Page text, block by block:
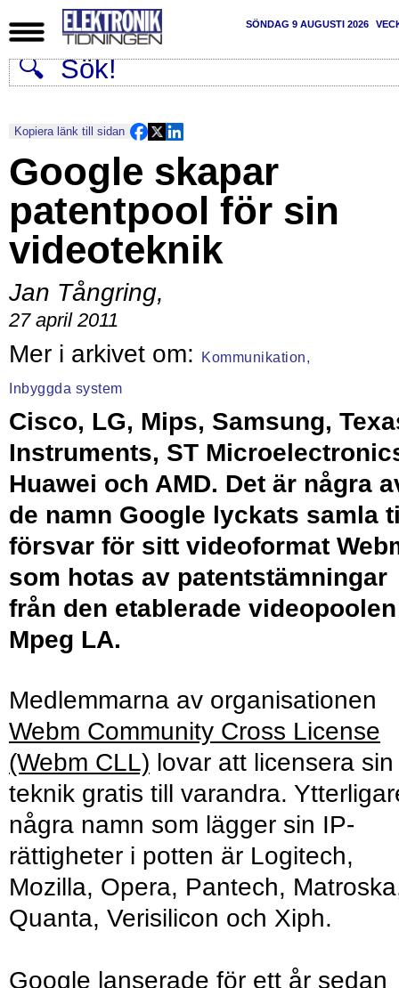
SÖNDAG 9 AUGUSTI 2026
Kopiera länk till sidan
Google skapar
patentpool för sin
videoteknik
Jan Tångring,
27 april 2011
Kommunikation,
Inbyggda system
Cisco, LG, Mips, Samsung,
Instruments, ST
Huawei och AMD. Det är några
de namn Google lyckats samla
försvar för sitt videoformat
som hotas av patentstämningar
från den etablerade videopoolen
Mpeg LA.
Medlemmarna av organisationen
Webm Community Cross License
(Webm CLL) lovar att licensera sin
teknik gratis till varandra.
några namn som lägger sin IP-
rättigheter i potten är Logitech,
Mozilla, Opera, Pantech,
Quanta, Verisilicon och Xiph.
Google lanserade för ett år sedan